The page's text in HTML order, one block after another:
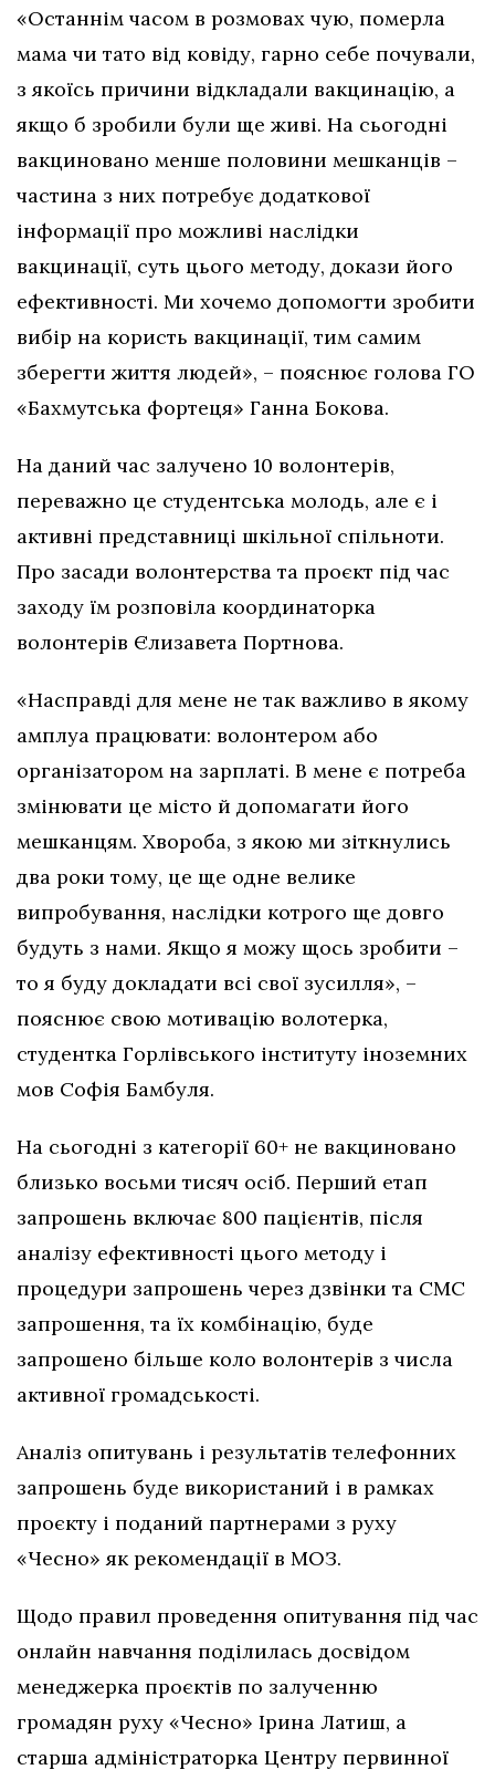
«Останнім часом в розмовах чую, померла
мама чи тато від ковіду, гарно себе почували,
з якоїсь причини відкладали вакцинацію, а
якщо б зробили були ще живі. На сьогодні
вакциновано менше половини мешканців –
частина з них потребує додаткової
інформації про можливі наслідки
вакцинації, суть цього методу, докази його
ефективності. Ми хочемо допомогти зробити
вибір на користь вакцинації, тим самим
зберегти життя людей», – пояснює голова ГО
«Бахмутська фортеця» Ганна Бокова.
На даний час залучено 10 волонтерів,
переважно це студентська молодь, але є і
активні представниці шкільної спільноти.
Про засади волонтерства та проєкт під час
заходу їм розповіла координаторка
волонтерів Єлизавета Портнова.
«Насправді для мене не так важливо в якому
амплуа працювати: волонтером або
організатором на зарплаті. В мене є потреба
змінювати це місто й допомагати його
мешканцям. Хвороба, з якою ми зіткнулись
два роки тому, це ще одне велике
випробування, наслідки котрого ще довго
будуть з нами. Якщо я можу щось зробити –
то я буду докладати всі свої зусилля», –
пояснює свою мотивацію волотерка,
студентка Горлівського інституту іноземних
мов Софія Бамбуля.
На сьогодні з категорії 60+ не вакциновано
близько восьми тисяч осіб. Перший етап
запрошень включає 800 пацієнтів, після
аналізу ефективності цього методу і
процедури запрошень через дзвінки та СМС
запрошення, та їх комбінацію, буде
запрошено більше коло волонтерів з числа
активної громадськості.
Аналіз опитувань і результатів телефонних
запрошень буде використаний і в рамках
проєкту і поданий партнерами з руху
«Чесно» як рекомендації в МОЗ.
Щодо правил проведення опитування під час
онлайн навчання поділилась досвідом
менеджерка проєктів по залученню
громадян руху «Чесно» Ірина Латиш, а
старша адміністраторка Центру первинної